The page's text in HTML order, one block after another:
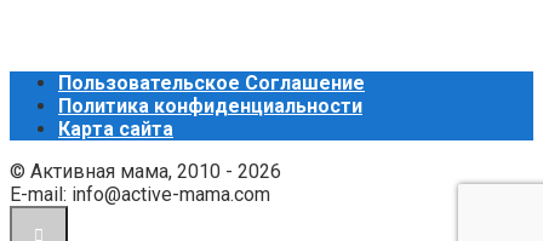
Пользовательское Соглашение
Политика конфиденциальности
Карта сайта
© Активная мама, 2010 - 2026
E-mail: info@active-mama.com